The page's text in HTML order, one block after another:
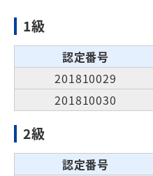
1級
認定番号
201810029
201810030
2級
認定番号